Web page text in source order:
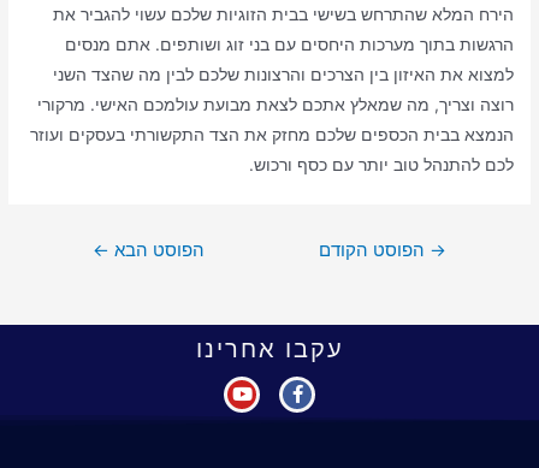
הירח המלא שהתרחש בשישי בבית הזוגיות שלכם עשוי להגביר את
הרגשות בתוך מערכות היחסים עם בני זוג ושותפים. אתם מנסים
למצוא את האיזון בין הצרכים והרצונות שלכם לבין מה שהצד השני
רוצה וצריך, מה שמאלץ אתכם לצאת מבועת עולמכם האישי. מרקורי
הנמצא בבית הכספים שלכם מחזק את הצד התקשורתי בעסקים ועוזר
לכם להתנהל טוב יותר עם כסף ורכוש.
→ הפוסט הקודם הפוסט הבא ←
עקבו אחרינו